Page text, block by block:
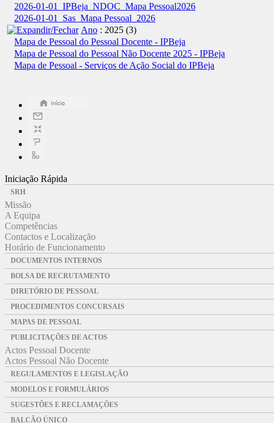
2026-01-01_IPBeja_NDOC_Mapa Pessoal2026
2026-01-01_Sas_Mapa Pessoal_2026
Ano : 2025 ‎(3)
Mapa de Pessoal do Pessoal Docente - IPBeja
Mapa de Pessoal do Pessoal Não Docente 2025 - IPBeja
Mapa de Pessoal - Serviços de Ação Social do IPBeja
Iniciação Rápida
SRH
Missão
A Equipa
Competências
Contactos e Localização
Horário de Funcionamento
DOCUMENTOS INTERNOS
BOLSA DE RECRUTAMENTO
DIRETÓRIO DE PESSOAL
PROCEDIMENTOS CONCURSAIS
MAPAS DE PESSOAL
PUBLICITAÇÕES DE ACTOS
Actos Pessoal Docente
Actos Pessoal Não Docente
REGULAMENTOS E LEGISLAÇÃO
MODELOS E FORMULÁRIOS
SUGESTÕES E RECLAMAÇÕES
BALCÃO ÚNICO